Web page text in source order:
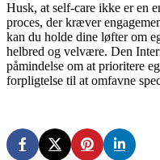
Husk, at self-care ikke er en
proces, der kræver
kan du holde dine løfter om
helbred og velvære. Den
påmindelse om at prioritere
forpligtelse til at omfavne